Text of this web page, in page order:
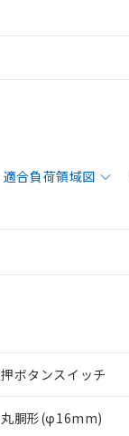
適合負荷領域図
押ボタンスイッチ
丸胴形(φ16mm)